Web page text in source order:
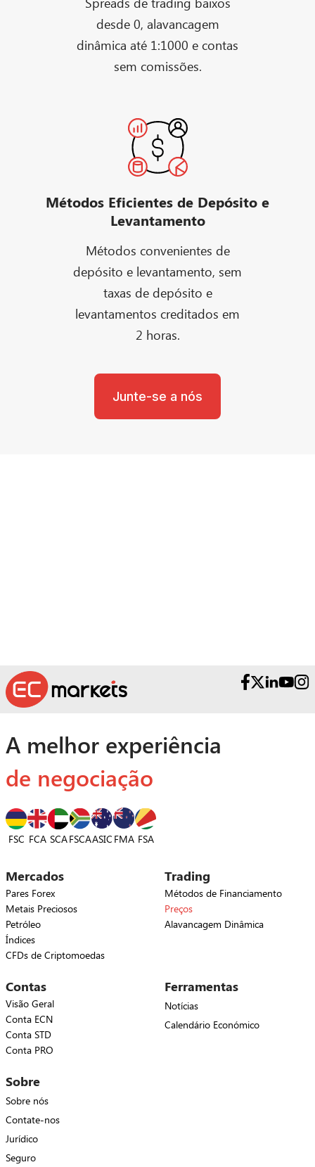
desde 0, alavancagem
dinâmica até 1:1000 e contas
sem comissões.
Métodos Eficientes de Depósito e
Levantamento
Métodos convenientes de
depósito e levantamento, sem
taxas de depósito e
levantamentos creditados em
2 horas.
Junte-se a nós
A melhor experiência
de negociação
FSC FCA SCAFSCAASIC FMA FSA
Mercados
Pares Forex
Metais Preciosos
Petróleo
Índices
CFDs de Criptomoedas
Trading
Métodos de Financiamento
Preços
Alavancagem Dinâmica
Contas
Visão Geral
Conta ECN
Conta STD
Conta PRO
Ferramentas
Notícias
Calendário Económico
Sobre
Sobre nós
Contate-nos
Jurídico
Seguro